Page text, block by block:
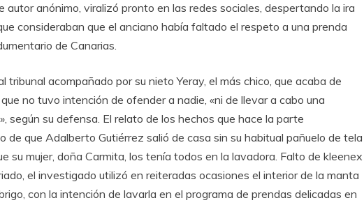
autor anónimo, viralizó pronto en las redes sociales, despertando la ira
consideraban que el anciano había faltado el respeto a una prenda
de Canarias.
tribunal acompañado por su nieto Yeray, el más chico, que acaba de
no tuvo intención de ofender a nadie, «ni de llevar a cabo una
según su defensa. El relato de los hechos que hace la parte
de que Adalberto Gutiérrez salió de casa sin su habitual pañuelo de tela
su mujer, doña Carmita, los tenía todos en la lavadora. Falto de kleenex
el investigado utilizó en reiteradas ocasiones el interior de la manta
con la intención de lavarla en el programa de prendas delicadas en